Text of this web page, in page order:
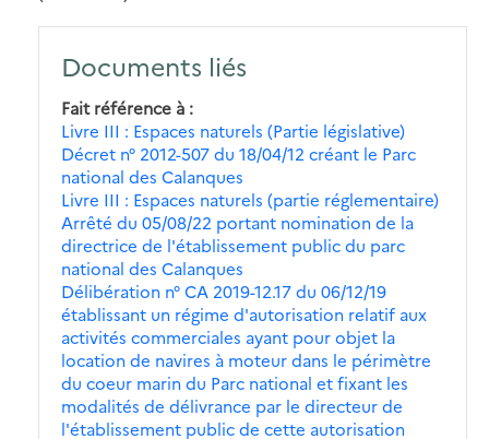
Documents liés
Fait référence à
Livre III : Espaces naturels (Partie législative)
Décret n° 2012-507 du 18/04/12 créant le Parc
national des Calanques
Livre III : Espaces naturels (partie réglementaire)
Arrêté du 05/08/22 portant nomination de la
directrice de l'établissement public du parc
national des Calanques
Délibération n° CA 2019-12.17 du 06/12/19
établissant un régime d'autorisation relatif aux
activités commerciales ayant pour objet la
location de navires à moteur dans le périmètre
du coeur marin du Parc national et fixant les
modalités de délivrance par le directeur de
l'établissement public de cette autorisation